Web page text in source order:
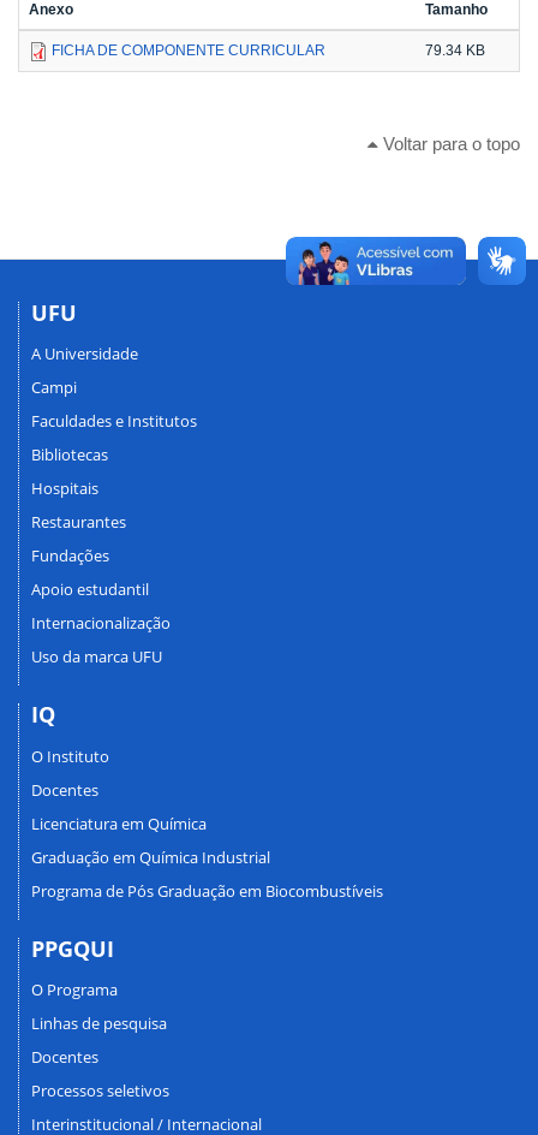
Anexo Tamanho
FICHA DE COMPONENTE CURRICULAR 79.34 KB
Voltar para o topo
UFU
A Universidade
Campi
Faculdades e Institutos
Bibliotecas
Hospitais
Restaurantes
Fundações
Apoio estudantil
Internacionalização
Uso da marca UFU
IQ
O Instituto
Docentes
Licenciatura em Química
Graduação em Química Industrial
Programa de Pós Graduação em Biocombustíveis
PPGQUI
O Programa
Linhas de pesquisa
Docentes
Processos seletivos
Interinstitucional / Internacional